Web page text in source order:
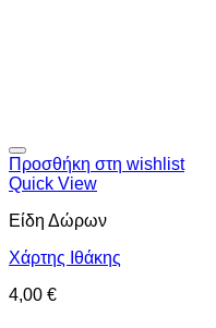
Προσθήκη στη wishlist
Quick View
Είδη Δώρων
Χάρτης Ιθάκης
4,00 €